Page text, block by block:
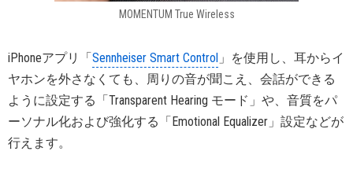
MOMENTUM True Wireless
iPhoneアプリ「Sennheiser Smart Control 」を使用し、耳からイ
ヤホンを外さなくても、周りの音が聞こえ、会話ができる
ように設定する「Transparent Hearing モード」や、音質をパ
ーソナル化および強化する「Emotional Equalizer」設定などが
行えます。